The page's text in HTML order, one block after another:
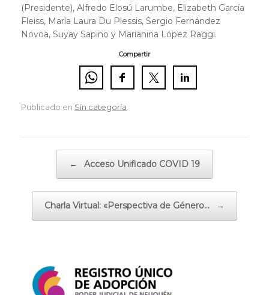
(Presidente), Alfredo Elosú Larumbe, Elizabeth García
Fleiss, María Laura Du Plessis, Sergio Fernández
Novoa, Suyay Sapino y Marianina López Raggi.
Compartir
Publicado en Sin categoría
← Acceso Unificado COVID 19
Charla Virtual: «Perspectiva de Género… →